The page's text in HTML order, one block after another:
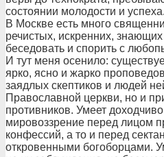
состоянии молодости и успеха.
В Москве есть много
речистых, искренних,
беседовать и спорить с
И тут меня осенило:
ярко, ясно и жарко
заядлых скептиков и людей
Православной церкви, но и
противников. Умеет
мировоззрение перед лицом
конфессий, а то и перед
откровенными богоборцами.